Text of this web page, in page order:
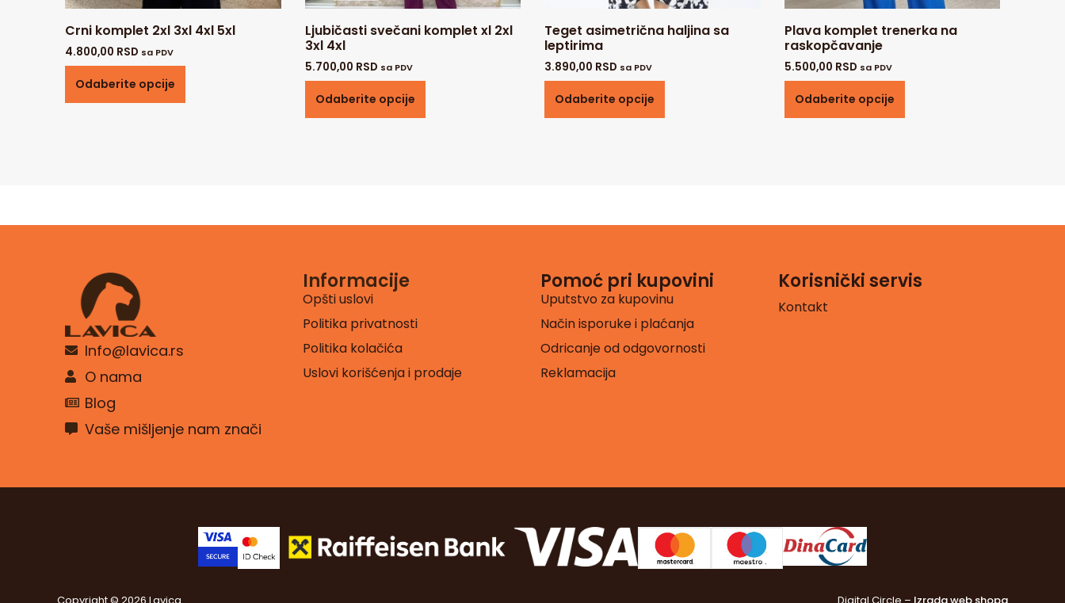
Crni komplet 2xl 3xl 4xl 5xl
4.800,00 RSD sa PDV
Odaberite opcije
Ljubičasti svečani komplet xl 2xl
3xl 4xl
5.700,00 RSD sa PDV
Odaberite opcije
Teget asimetrična haljina sa
leptirima
3.890,00 RSD sa PDV
Odaberite opcije
Plava komplet trenerka na
raskopčavanje
5.500,00 RSD sa PDV
Odaberite opcije
Info@lavica.rs
O nama
Blog
Vaše mišljenje nam znači
Informacije
Opšti uslovi
Politika privatnosti
Politika kolačića
Uslovi korišćenja i prodaje
Pomoć pri kupovini
Uputstvo za kupovinu
Način isporuke i plaćanja
Odricanje od odgovornosti
Reklamacija
Korisnički servis
Kontakt
Copyright © 2026 Lavica Digital Circle – Izrada web shopa